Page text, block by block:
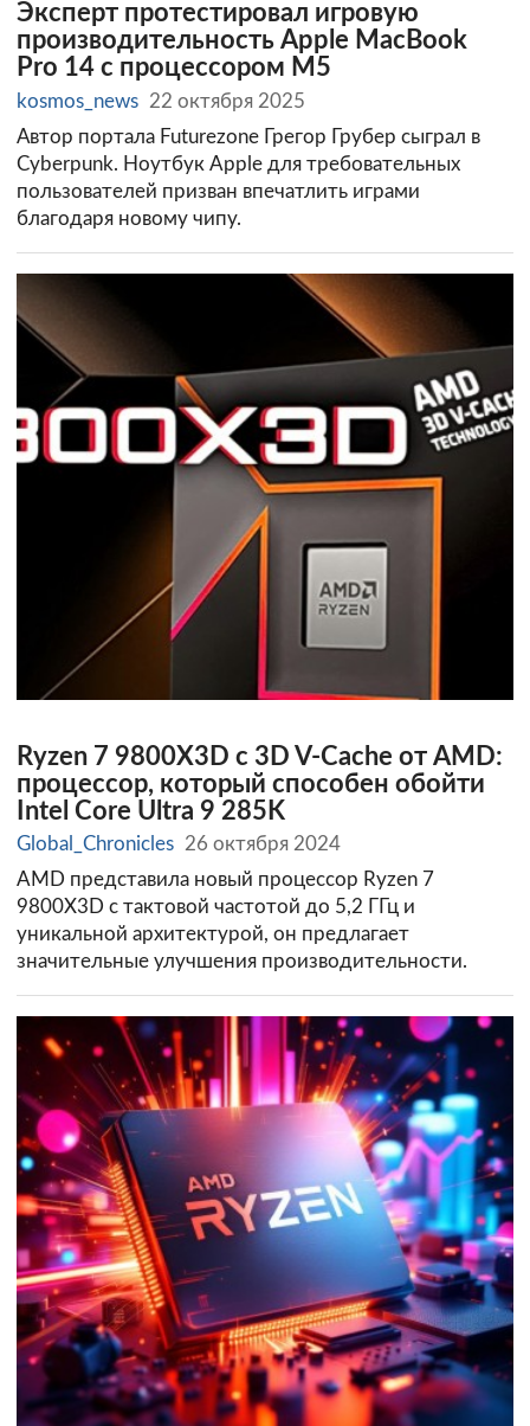
Эксперт протестировал игровую
производительность Apple MacBook
Pro 14 с процессором M5
kosmos_news 22 октября 2025
Автор портала Futurezone Грегор Грубер сыграл в
Cyberpunk. Ноутбук Apple для требовательных
пользователей призван впечатлить играми
благодаря новому чипу.
Ryzen 7 9800X3D с 3D V-Cache от AMD:
процессор, который способен обойти
Intel Core Ultra 9 285K
Global_Chronicles 26 октября 2024
AMD представила новый процессор Ryzen 7
9800X3D c тактовой частотой до 5,2 ГГц и
уникальной архитектурой, он предлагает
значительные улучшения производительности.